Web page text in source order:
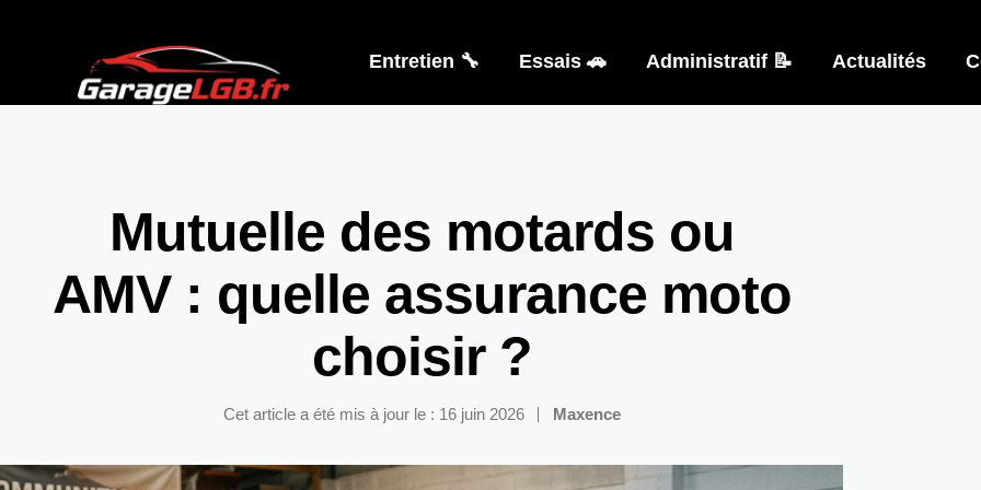
Entretien 🔧 Essais 🚗 Administratif 📝 Actualités
Mutuelle des motards ou
AMV : quelle assurance moto
choisir ?
Cet article a été mis à jour le : 16 juin 2026 Maxence